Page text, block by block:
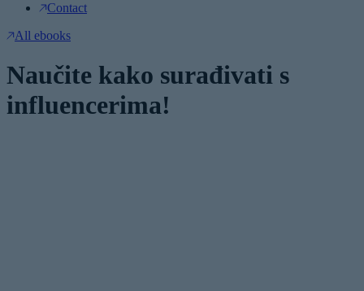
Contact
All ebooks
Naučite kako surađivati s
influencerima!